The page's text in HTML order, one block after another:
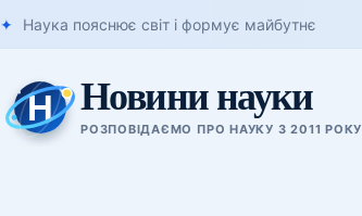
Наука пояснює світ і формує майбутнє
Новини науки
РОЗПОВІДАЄМО ПРО НАУКУ З 2011 РОКУ